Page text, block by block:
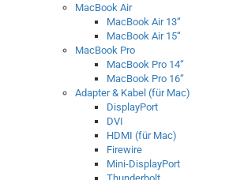
MacBook Air
MacBook Air 13“
MacBook Air 15“
MacBook Pro
MacBook Pro 14“
MacBook Pro 16“
Adapter & Kabel (für Mac)
DisplayPort
DVI
HDMI (für Mac)
Firewire
Mini-DisplayPort